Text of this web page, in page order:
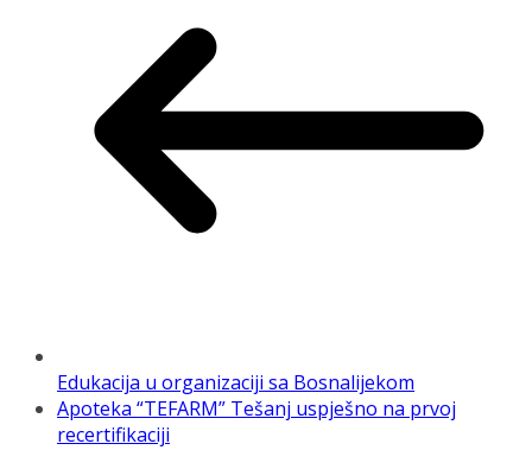
Edukacija u organizaciji sa Bosnalijekom
Apoteka “TEFARM” Tešanj uspješno na prvoj
recertifikaciji